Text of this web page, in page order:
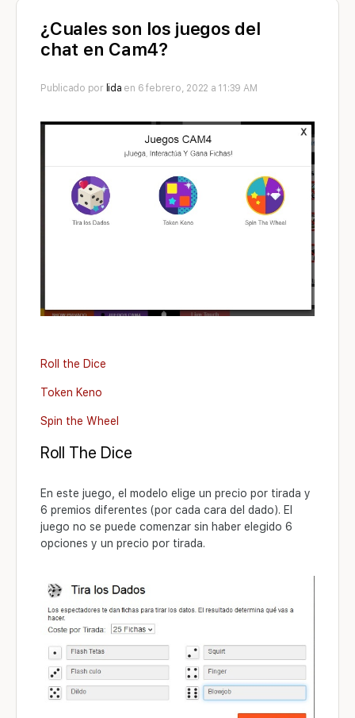
¿Cuales son los juegos del
chat en Cam4?
Publicado por lida en 6 febrero, 2022 a 11:39 AM
Roll the Dice
Token Keno
Spin the Wheel
Roll The Dice
En este juego, el modelo elige un precio por tirada y
6 premios diferentes (por cada cara del dado). El
juego no se puede comenzar sin haber elegido 6
opciones y un precio por tirada.